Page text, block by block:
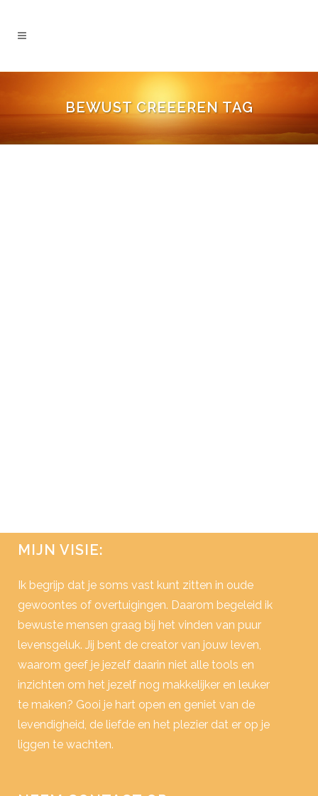
BEWUST CREEEREN TAG
MIJN VISIE:
Ik begrijp dat je soms vast kunt zitten in oude
gewoontes of overtuigingen. Daarom begeleid ik
bewuste mensen graag bij het vinden van puur
levensgeluk. Jij bent de creator van jouw leven,
waarom geef je jezelf daarin niet alle tools en
inzichten om het jezelf nog makkelijker en leuker
te maken? Gooi je hart open en geniet van de
levendigheid, de liefde en het plezier dat er op je
liggen te wachten.